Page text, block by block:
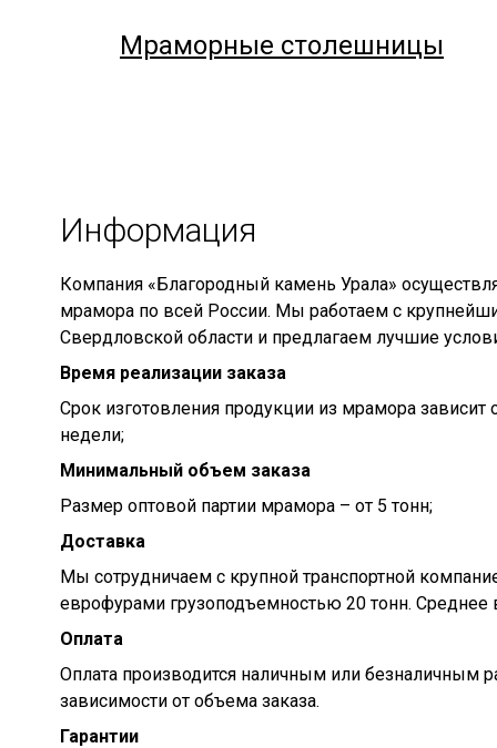
Мраморные столешницы
Информация
Компания «Благородный камень Урала»
мрамора по всей России. Мы работаем с
Свердловской области и предлагаем лучшие
Время реализации заказа
Срок изготовления продукции из мрамора зависит
недели;
Минимальный объем заказа
Размер оптовой партии мрамора – от 5 тонн;
Доставка
Мы сотрудничаем с крупной транспортной
еврофурами грузоподъемностью 20 тонн. Среднее
Оплата
Оплата производится наличным или безналичным
зависимости от объема заказа.
Гарантии